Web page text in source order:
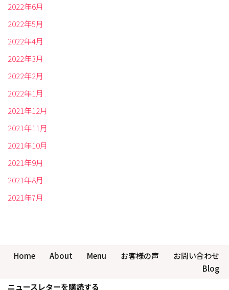
2022年6月
2022年5月
2022年4月
2022年3月
2022年2月
2022年1月
2021年12月
2021年11月
2021年10月
2021年9月
2021年8月
2021年7月
Home About Menu お客様の声
お問い合わせ
Blog
ニュースレターを購読する